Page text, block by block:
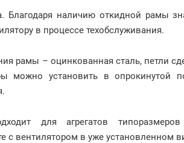
Благодаря наличию откидной рамы
в процессе техобслуживания.
рамы – оцинкованная сталь, петли
можно установить в опрокинутой
для агрегатов
с вентилятором в уже установленном